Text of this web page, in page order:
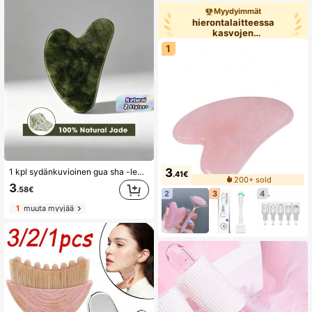
1 kpl sydänkuvioinen gua sha -levy, luonnollinen jade-kasvojen hierontatyökalu naisille, ihonhoitoon, kasvojen hierontatyökalu, hyvä lahja, kauneus, ihonhoitotuotteet, kylpylä, itsehoito, ihonhoitotyökalut, kasvojenhoito, esteetikon tarvikkeet, hieronta, kasvohierontatyökalu, kasvorulla
3.58€
1muuta myyjää
Myydyimmät
hierontalaitteessa
kasvojen
1
3.41€
200+ sold
2
3 4